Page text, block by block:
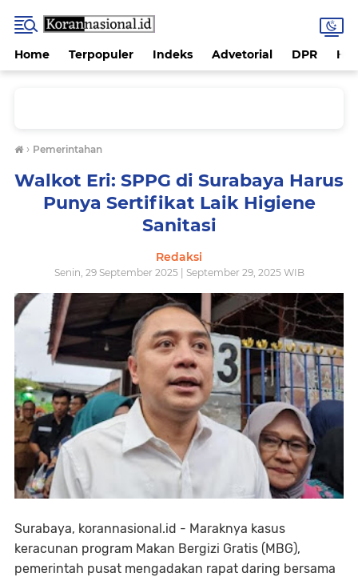
Home Terpopuler Indeks Advetorial DPR
› Pemerintahan
Walkot Eri: SPPG di Surabaya Harus
Punya Sertifikat Laik Higiene
Sanitasi
Redaksi
Senin, 29 September 2025 | September 29, 2025 WIB
Surabaya, korannasional.id - Maraknya kasus
keracunan program Makan Bergizi Gratis (MBG),
pemerintah pusat mengadakan rapat daring bersama